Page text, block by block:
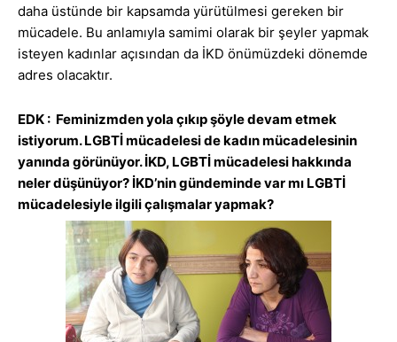
daha üstünde bir kapsamda yürütülmesi gereken bir
mücadele. Bu anlamıyla samimi olarak bir şeyler yapmak
isteyen kadınlar açısından da İKD önümüzdeki dönemde
adres olacaktır.
EDK : Feminizmden yola çıkıp şöyle devam etmek
istiyorum. LGBTİ mücadelesi de kadın mücadelesinin
yanında görünüyor. İKD, LGBTİ mücadelesi hakkında
neler düşünüyor? İKD’nin gündeminde var mı LGBTİ
mücadelesiyle ilgili çalışmalar yapmak?